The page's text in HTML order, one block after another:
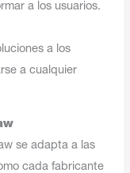
a los usuarios.
a los
a cualquier
se adapta a las
cada fabricante